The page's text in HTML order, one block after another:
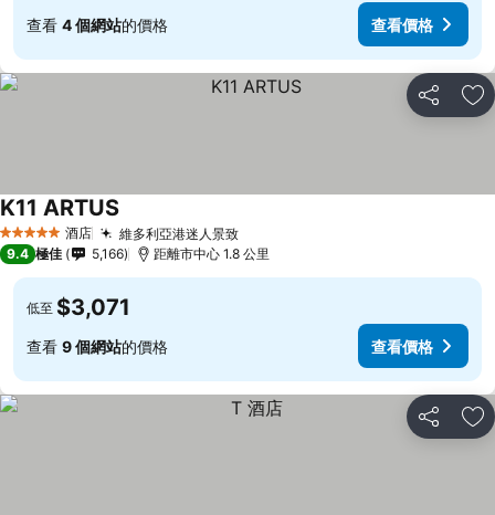
查看 4 個網站的價格 查看價格
分享 放
5 星級 酒店 維多利亞港迷人景致查看價格
K11 ARTUS
9.4 極佳 5,166 距離市中心 1.8 公里
低至 $3,071
查看 9 個網站的價格 查看價格
分享 放